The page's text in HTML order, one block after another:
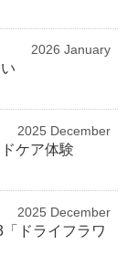
2026 January
2025 December
ケア体験
2025 December
ドライフラワ